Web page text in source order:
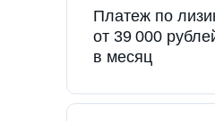
Платеж по
от 39 000
в месяц